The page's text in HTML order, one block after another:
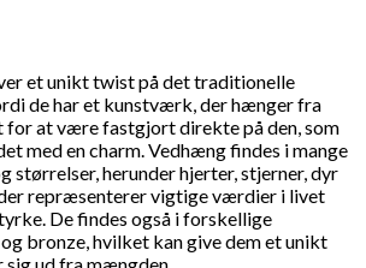
et unikt twist på det traditionelle
de har et kunstværk, der hænger fra
for at være fastgjort direkte på den, som
med en charm. Vedhæng findes i mange
størrelser, herunder hjerter, stjerner, dyr
repræsenterer vigtige værdier i livet
De findes også i forskellige
bronze, hvilket kan give dem et unikt